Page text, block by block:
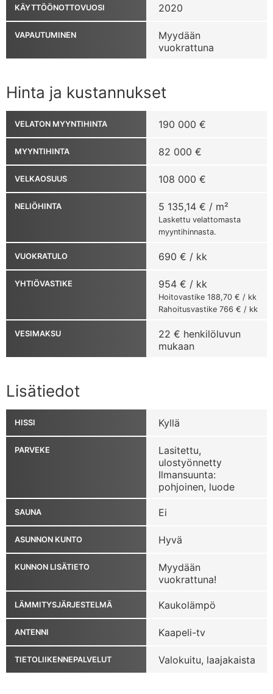
KÄYTTÖÖNOTTOVUOSI 2020
VAPAUTUMINEN
Myydään
vuokrattuna
Hinta ja kustannukset
VELATON MYYNTIHINTA 190 000 €
MYYNTIHINTA 82 000 €
VELKAOSUUS 108 000 €
NELIÖHINTA 5 135,14 € / m²
Laskettu velattomasta
myyntihinnasta.
VUOKRATULO 690 € / kk
YHTIÖVASTIKE 954 € / kk
Hoitovastike 188,70 € / kk
Rahoitusvastike 766 € / kk
VESIMAKSU
22 € henkilöluvun
mukaan
Lisätiedot
HISSI Kyllä
PARVEKE
Lasitettu,
ulostyönnetty
Ilmansuunta:
pohjoinen, luode
SAUNA Ei
ASUNNON KUNTO Hyvä
KUNNON LISÄTIETO
Myydään
vuokrattuna!
LÄMMITYSJÄRJESTELMÄ Kaukolämpö
ANTENNI Kaapeli-tv
TIETOLIIKENNEPALVELUT Valokuitu, laajakaista